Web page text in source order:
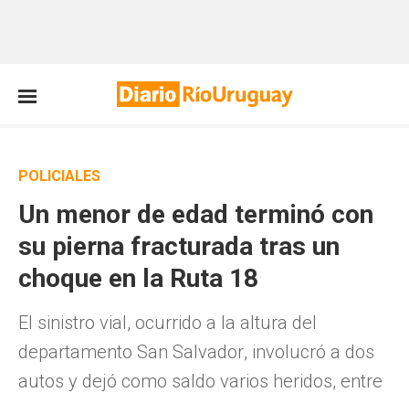
POLICIALES
Un menor de edad terminó con
su pierna fracturada tras un
choque en la Ruta 18
El sinistro vial, ocurrido a la altura del
departamento San Salvador, involucró a dos
autos y dejó como saldo varios heridos, entre